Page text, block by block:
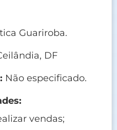
Guariroba.
DF
Não especificado.
vendas;